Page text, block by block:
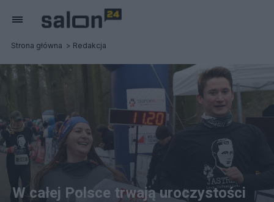
Strona główna Redakcja
W całej Polsce trwają uroczystości